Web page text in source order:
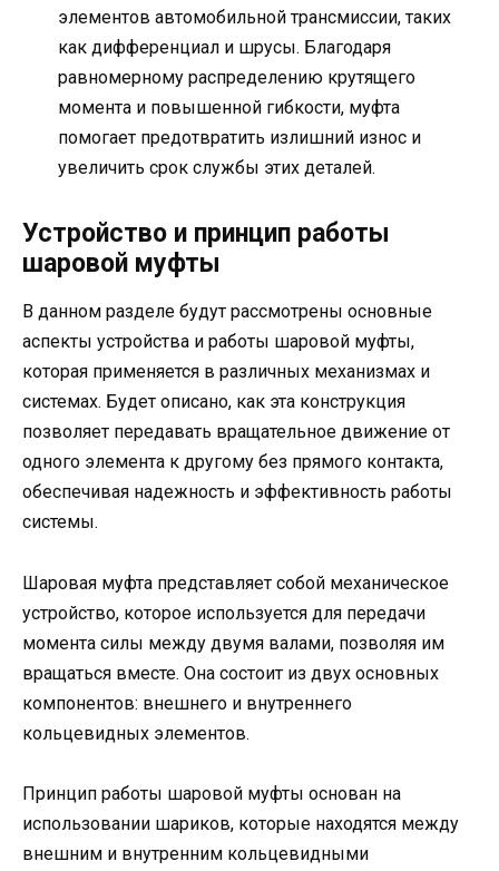
элементов автомобильной трансмиссии, таких
как дифференциал и шрусы. Благодаря
равномерному распределению крутящего
момента и повышенной гибкости, муфта
помогает предотвратить излишний износ и
увеличить срок службы этих деталей.
Устройство и принцип работы
шаровой муфты
В данном разделе будут рассмотрены основные
аспекты устройства и работы шаровой муфты,
которая применяется в различных механизмах и
системах. Будет описано, как эта конструкция
позволяет передавать вращательное движение от
одного элемента к другому без прямого контакта,
обеспечивая надежность и эффективность работы
системы.
Шаровая муфта представляет собой механическое
устройство, которое используется для передачи
момента силы между двумя валами, позволяя им
вращаться вместе. Она состоит из двух основных
компонентов: внешнего и внутреннего
кольцевидных элементов.
Принцип работы шаровой муфты основан на
использовании шариков, которые находятся между
внешним и внутренним кольцевидными